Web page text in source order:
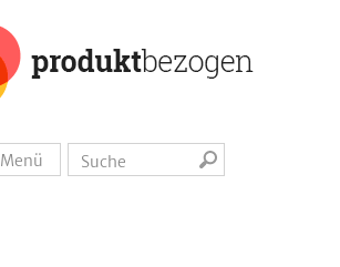
Menü